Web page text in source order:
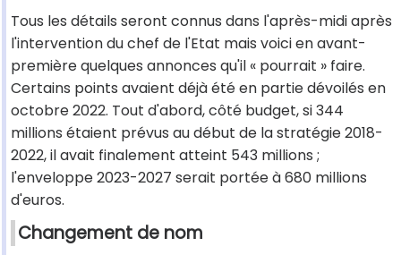
Tous les détails seront connus dans l'après-midi après
l'intervention du chef de l'Etat mais voici en avant-
première quelques annonces qu'il « pourrait » faire.
Certains points avaient déjà été en partie dévoilés en
octobre 2022. Tout d'abord, côté budget, si 344
millions étaient prévus au début de la stratégie 2018-
2022, il avait finalement atteint 543 millions ;
l'enveloppe 2023-2027 serait portée à 680 millions
d'euros.
Changement de nom